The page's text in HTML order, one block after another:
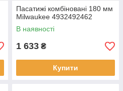
Пасатижі комбіновані 180 мм
Milwaukee 4932492462
В наявності
1 633 ₴
Купити